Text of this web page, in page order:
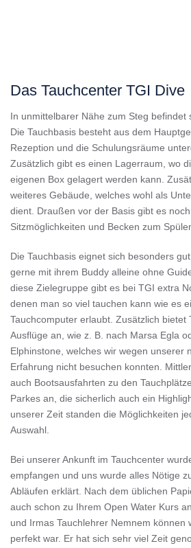
Das Tauchcenter TGI Dive
In unmittelbarer Nähe zum Steg befindet
Die Tauchbasis besteht aus dem
Rezeption und die Schulungsräume
Zusätzlich gibt es einen Lagerraum, wo
eigenen Box gelagert werden kann.
weiteres Gebäude, welches wohl als
dient. Draußen vor der Basis gibt es
Sitzmöglichkeiten und Becken zum
Die Tauchbasis eignet sich besonders
gerne mit ihrem Buddy alleine ohne
diese Zielegruppe gibt es bei TGI extra
denen man so viel tauchen kann wie es
Tauchcomputer erlaubt. Zusätzlich bietet
Ausflüge an, wie z. B. nach Marsa Egla
Elphinstone, welches wir wegen unserer
Erfahrung nicht besuchen konnten.
auch Bootsausfahrten zu den
Parkes an, die sicherlich auch ein
unserer Zeit standen die Möglichkeiten
Auswahl.
Bei unserer Ankunft im Tauchcenter
empfangen und uns wurde alles Nötige
Abläufen erklärt. Nach dem üblichen
auch schon zu Ihrem Open Water Kurs
und Irmas Tauchlehrer Nemnem können
perfekt war. Er hat sich sehr viel Zeit